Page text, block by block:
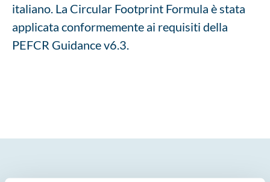
italiano. La Circular Footprint Formula è stata
applicata conformemente ai requisiti della
PEFCR Guidance v6.3.